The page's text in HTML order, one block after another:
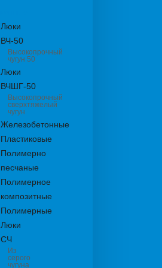
Люки
ВЧ-50
Высокопрочный
чугун 50
Люки
ВЧШГ-50
Высокопрочный
сверхтяжелый
чугун
Железобетонные
Пластиковые
Полимерно
песчаные
Полимерное
композитные
Полимерные
Люки
СЧ
Из
серого
чугуна